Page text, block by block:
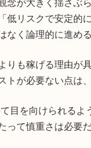
念が大きく揺さぶ
低リスクで安定的
く論理的に進め
りも稼げる理由が
が必要ない点は
目を向けられるよ
って慎重さは必